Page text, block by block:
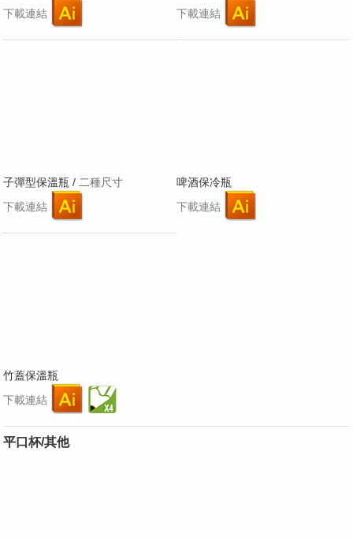
下載連結
下載連結
子彈型保溫瓶 / 二種尺寸
下載連結
啤酒保冷瓶
下載連結
竹蓋保溫瓶
下載連結
平口杯/其他